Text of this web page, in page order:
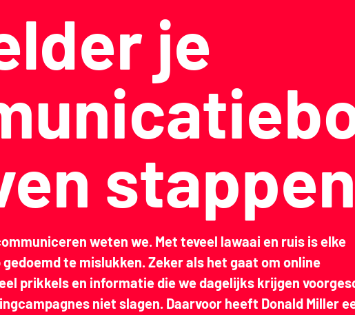
je
stappen
weten we. Met teveel lawaai en ruis is elke
te mislukken. Zeker als het gaat om online
prikkels en informatie die we dagelijks krijgen
niet slagen. Daarvoor heeft Donald Miller